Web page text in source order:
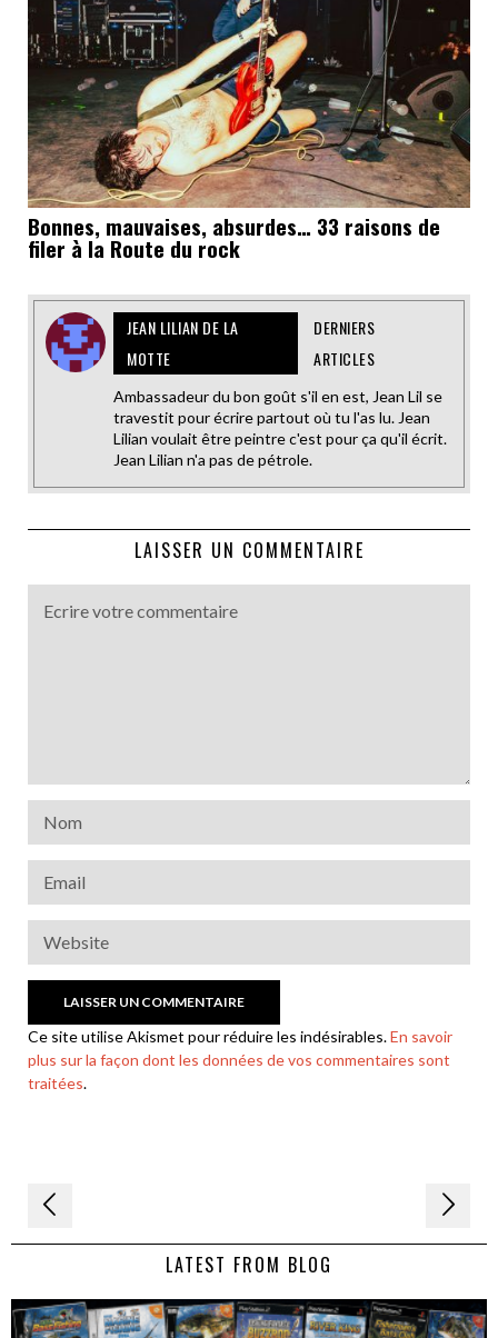
Bonnes, mauvaises, absurdes… 33 raisons de
filer à la Route du rock
JEAN LILIAN DE LA
MOTTE
DERNIERS
ARTICLES
Ambassadeur du bon goût s'il en est, Jean Lil se
travestit pour écrire partout où tu l'as lu. Jean
Lilian voulait être peintre c'est pour ça qu'il écrit.
Jean Lilian n'a pas de pétrole.
LAISSER UN COMMENTAIRE
Ce site utilise Akismet pour réduire les indésirables.En savoir
plus sur la façon dont les données de vos commentaires sont
traitées.
Navigation
de LATEST FROM BLOG